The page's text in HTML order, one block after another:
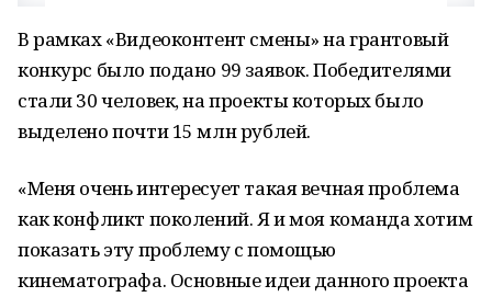
В рамках «Видеоконтент смены» на грантовый
конкурс было подано 99 заявок. Победителями
стали 30 человек, на проекты которых было
выделено почти 15 млн рублей.
«Меня очень интересует такая вечная проблема
как конфликт поколений. Я и моя команда хотим
показать эту проблему с помощью
кинематографа. Основные идеи данного проекта